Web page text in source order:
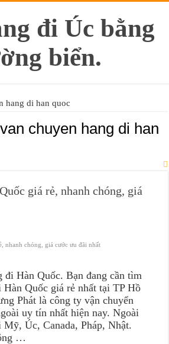
hang di han quoc
van chuyen hang di han
giá rẻ, nhanh chóng, giá
nhanh chóng, giá cước ưu đãi nhất
đi Hàn Quốc. Bạn đang cần tìm
Quốc giá rẻ nhất tại TP Hồ
Phát là công ty vận chuyển
uy tín nhất hiện nay. Ngoài
Úc, Canada, Pháp, Nhật.
…